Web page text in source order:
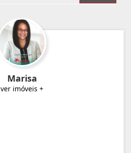
Marisa
ver imóveis +